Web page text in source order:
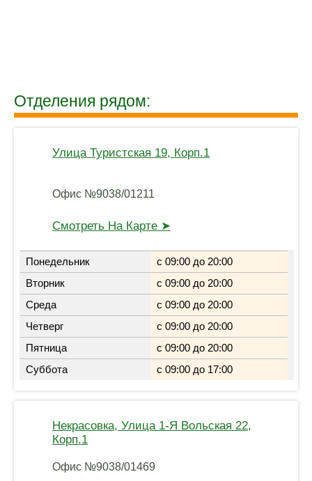
Отделения рядом:
Улица Туристская 19, Корп.1
Офис №9038/01211
Смотреть На Карте ➤
Понедельник
с 09:00 до 20:00
Вторник
с 09:00 до 20:00
Среда
с 09:00 до 20:00
Четверг
с 09:00 до 20:00
Пятница
с 09:00 до 20:00
Суббота
с 09:00 до 17:00
Некрасовка, Улица 1-Я Вольская 22,
Корп.1
Офис №9038/01469